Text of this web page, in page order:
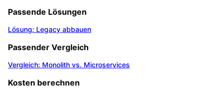
Passende Lösungen
Lösung: Legacy abbauen
Passender Vergleich
Vergleich: Monolith vs. Microservices
Kosten berechnen